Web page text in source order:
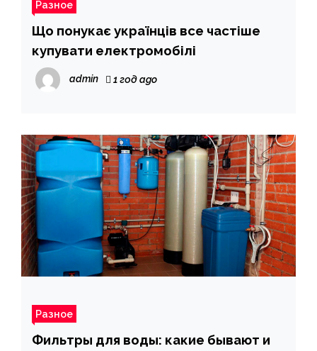
Разное
Що понукає українців все частіше
купувати електромобілі
admin 1 год ago
Разное
Фильтры для воды: какие бывают и